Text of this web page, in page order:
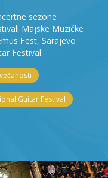
sezone
Majske Muzičke
Fest, Sarajevo
Festival.
Guitar Festival